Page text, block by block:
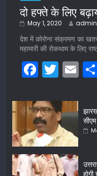
दो हफ्ते के लिए
May 1, 2020 admin
देश में कोरोना संक्रमण का
महामारी की रोकथाम के लिए
F
a
c
e
b
o
o
T
w
itt
er
E
m